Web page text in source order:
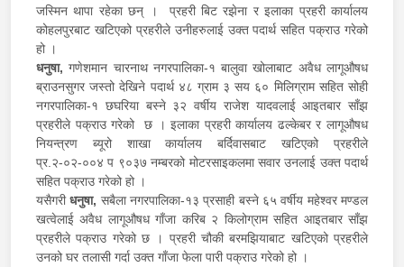
जस्मिन थापा रहेका छन् । प्रहरी बिट रझेना र इलाका प्रहरी कार्यालय
कोहलपुरबाट खटिएको प्रहरीले उनीहरुलाई उक्त पदार्थ सहित पक्राउ गरेको
हो ।
धनुषा, गणेशमान चारनाथ नगरपालिका-१ बालुवा खोलाबाट अवैध लागूऔषध
ब्राउनसुगर जस्तो देखिने पदार्थ ४८ ग्राम ३ सय ६० मिलिग्राम सहित सोही
नगरपालिका-१ छघरिया बस्ने ३२ वर्षीय राजेश यादवलाई आइतबार साँझ
प्रहरीले पक्राउ गरेको छ । इलाका प्रहरी कार्यालय ढल्केबर र लागूऔषध
नियन्त्रण ब्यूरो शाखा कार्यालय बर्दिवासबाट खटिएको प्रहरीले
प्र.२-०२-००४ प ९०३७ नम्बरको मोटरसाइकलमा सवार उनलाई उक्त पदार्थ
सहित पक्राउ गरेको हो ।
यसैगरीधनुषा, सबैला नगरपालिका-१३ प्रसाही बस्ने ६५ वर्षीय महेश्वर मण्डल
खत्वेलाई अवैध लागूऔषध गाँजा करिब २ किलोग्राम सहित आइतबार साँझ
प्रहरीले पक्राउ गरेको छ । प्रहरी चौकी बरमझियाबाट खटिएको प्रहरीले
उनको घर तलासी गर्दा उक्त गाँजा फेला पारी पक्राउ गरेको हो ।